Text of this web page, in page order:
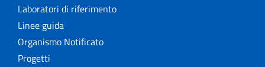
Laboratori di riferimento
Linee guida
Organismo Notificato
Progetti